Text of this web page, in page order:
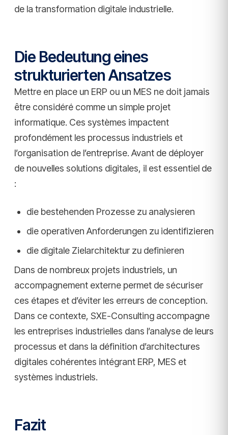
de la transformation digitale industrielle.
Die Bedeutung eines
strukturierten Ansatzes
Mettre en place un ERP ou un MES ne doit jamais
être considéré comme un simple projet
informatique. Ces systèmes impactent
profondément les processus industriels et
l’organisation de l’entreprise. Avant de déployer
de nouvelles solutions digitales, il est essentiel de
:
die bestehenden Prozesse zu analysieren
die operativen Anforderungen zu identifizieren
die digitale Zielarchitektur zu definieren
Dans de nombreux projets industriels, un
accompagnement externe permet de sécuriser
ces étapes et d’éviter les erreurs de conception.
Dans ce contexte, SXE-Consulting accompagne
les entreprises industrielles dans l’analyse de leurs
processus et dans la définition d’architectures
digitales cohérentes intégrant ERP, MES et
systèmes industriels.
Fazit